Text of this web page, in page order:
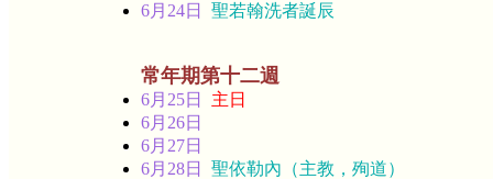
6月24日 聖若翰洗者誕辰
常年期第十二週
6月25日
主日
6月26日
6月27日
6月28日 聖依勒內（主教，殉道）